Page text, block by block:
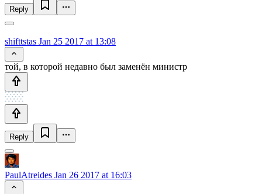
Reply
shifttstas Jan 25 2017 at 13:08
той, в которой недавно был заменён министр
Reply
PaulAtreides Jan 26 2017 at 16:03